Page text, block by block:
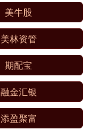
美牛股
美林资管
期配宝
融金汇银
添盈聚富